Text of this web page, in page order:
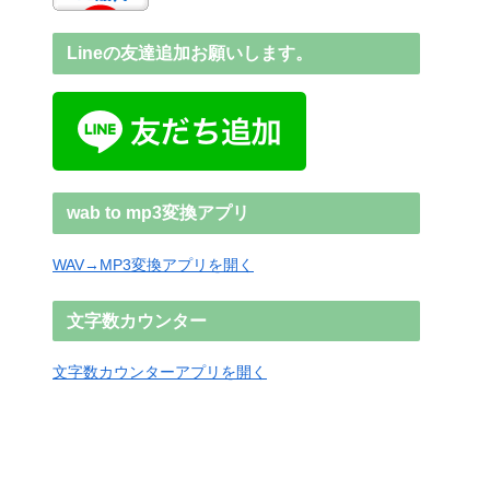
Lineの友達追加お願いします。
wab to mp3変換アプリ
WAV→MP3変換アプリを開く
文字数カウンター
文字数カウンターアプリを開く